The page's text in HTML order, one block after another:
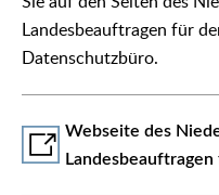
Landesbeauftragen für
Datenschutzbüro.
Webseite des